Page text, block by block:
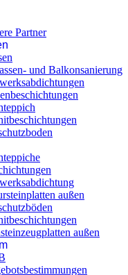
Partner
und Balkonsanierung
außen
außen